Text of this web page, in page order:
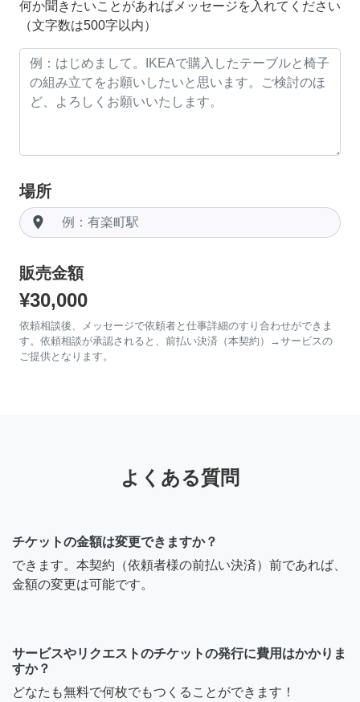
何か聞きたいことがあればメッセージを入れてください
（文字数は500字以内）
場所
room
販売金額
¥30,000
依頼相談後、メッセージで依頼者と仕事詳細のすり合わせができま
す。依頼相談が承認されると、前払い決済（本契約）→サービスの
ご提供となります。
よくある質問
チケットの金額は変更できますか？
できます。本契約（依頼者様の前払い決済）前であれば、
金額の変更は可能です。
サービスやリクエストのチケットの発行に費用はかかりま
すか？
どなたも無料で何枚でもつくることができます！